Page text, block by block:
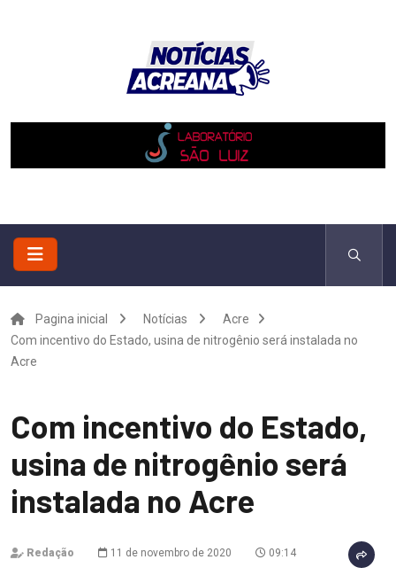
Pagina inicial Notícias
Acre
Com incentivo do Estado, usina de nitrogênio será instalada no
Acre
Com incentivo do Estado,
usina de nitrogênio será
instalada no Acre
Redação 11 de novembro de 2020 09:14